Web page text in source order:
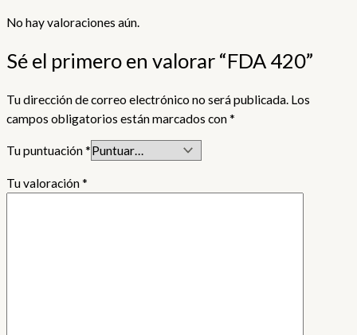
No hay valoraciones aún.
Sé el primero en valorar “FDA 420”
Tu dirección de correo electrónico no será publicada. Los
campos obligatorios están marcados con*
Tu puntuación*
Tu valoración*